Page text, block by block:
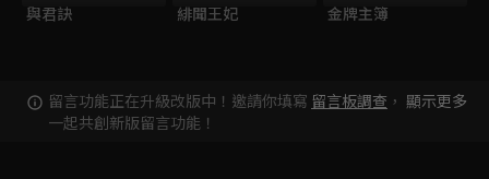
與君訣 緋聞王妃 金牌主簿
留言功能正在升級改版中！邀請你填寫 留言板調查 ，
一起共創新版留言功能！
顯示更多